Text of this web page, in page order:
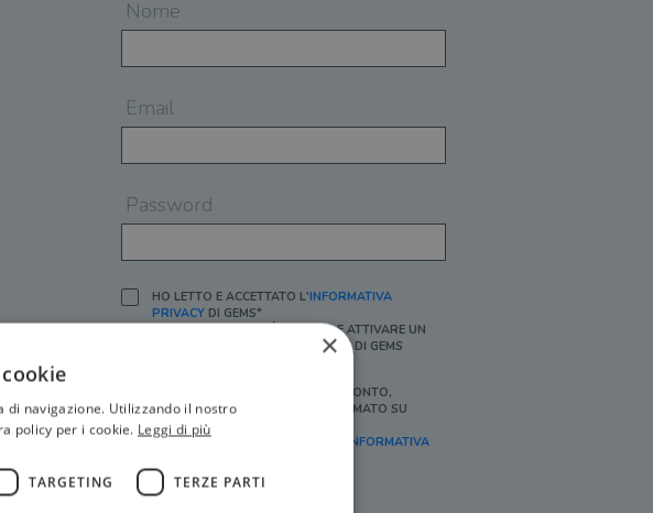
Nome
Email
Password
HO LETTO E ACCETTATO L'INFORMATIVA
PRIVACYDI GEMS*
IN MANCANZA NON È POSSIBILE ATTIVARE UN
ACCOUNT E/O RICEVERE I SERVIZI DI GEMS
SÌ, DESIDERO RICEVERE BUONI SCONTO,
OFFERTE SPECIALI, ESSERE INFORMATO SU
PROMOZIONI E NOVITÀ.
[FINALITÀ MARKETING, ART.2 (E),
INFORMATIVA
×
di navigazione. Utilizzando il nostro
policy per i cookie. Leggi di più
TARGETING TERZE PARTI